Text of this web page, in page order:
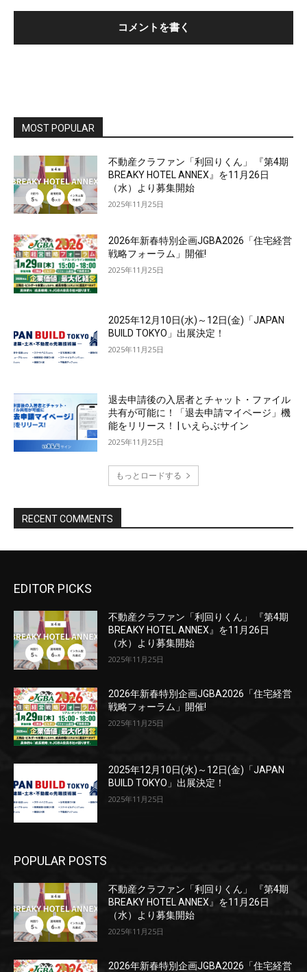
EDITOR PICKS
不動産クラファン「利回りくん」 『第4期
BREAKY HOTEL ANNEX』を11月26日
（水）より募集開始
2025年11月25日
2026年新春特別企画JGBA2026「住宅経営
戦略フォーラム」開催!
2025年11月25日
2025年12月10日(水)～12日(金)「JAPAN
BUILD TOKYO」出展決定！
2025年11月25日
POPULAR POSTS
不動産クラファン「利回りくん」 『第4期
BREAKY HOTEL ANNEX』を11月26日
（水）より募集開始
2025年11月25日
2026年新春特別企画JGBA2026「住宅経営